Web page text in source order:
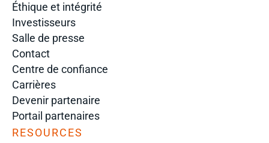
Éthique et intégrité
Investisseurs
Salle de presse
Contact
Centre de confiance
Carrières
Devenir partenaire
Portail partenaires
RESOURCES